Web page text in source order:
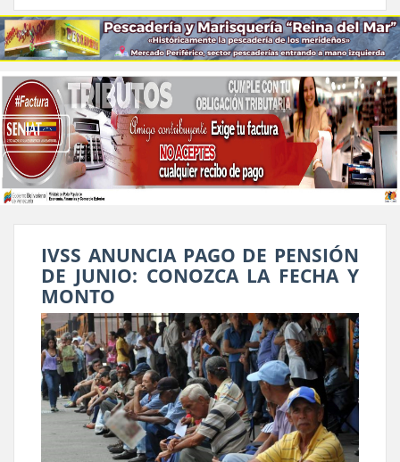
IVSS ANUNCIA PAGO DE PENSIÓN
DE JUNIO: CONOZCA LA FECHA Y
MONTO